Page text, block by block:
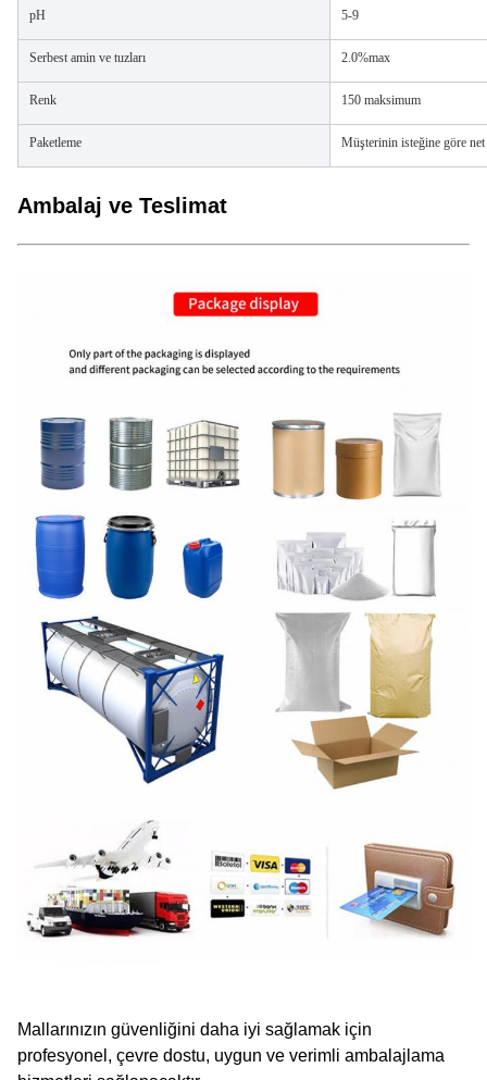
pH 5-9
Serbest amin ve tuzları 2.0%max
Renk 150 maksimum
Paketleme Müşterinin isteğine göre
Ambalaj ve Teslimat
Mallarınızın güvenliğini daha iyi sağlamak için
profesyonel, çevre dostu, uygun ve verimli ambalajlama